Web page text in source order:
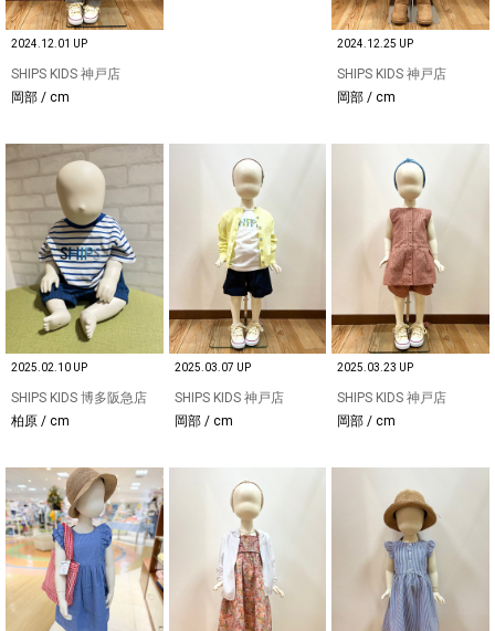
2024.12.01 UP
SHIPS KIDS 神戸店
岡部 / cm
2024.12.25 UP
SHIPS KIDS 神戸店
岡部 / cm
2025.02.10 UP
SHIPS KIDS 博多阪急店
柏原 / cm
2025.03.07 UP
SHIPS KIDS 神戸店
岡部 / cm
2025.03.23 UP
SHIPS KIDS 神戸店
岡部 / cm